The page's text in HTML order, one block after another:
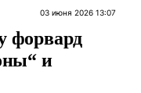
03 июня 2026 13:07
форвард
и